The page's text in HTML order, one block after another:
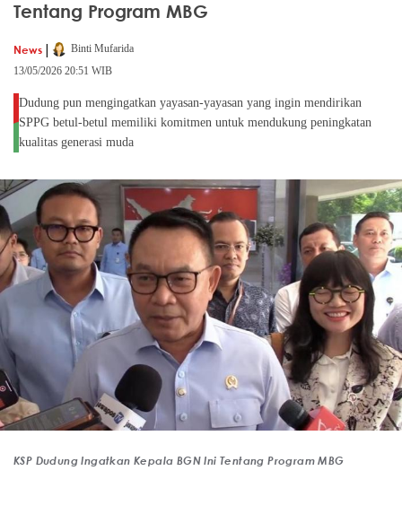
Tentang Program MBG
News |
Binti Mufarida
13/05/2026 20:51 WIB
Dudung pun mengingatkan yayasan-yayasan yang ingin mendirikan
SPPG betul-betul memiliki komitmen untuk mendukung peningkatan
kualitas generasi muda
KSP Dudung Ingatkan Kepala BGN Ini Tentang Program MBG